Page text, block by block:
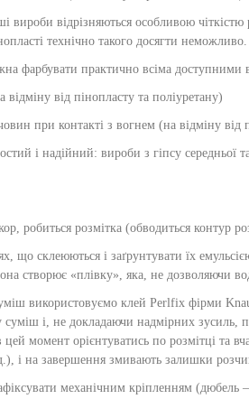
вироби відрізняються особливою
технічно такого досягти неможливо.
фарбувати практично всіма доступними
від пінопласту та поліуретану)
при контакті з вогнем (на відміну від
і надійний: вироби з гіпсу середньої
робиться розмітка (обводиться контур
що склеюються і заґрунтувати їх
створює «плівку», яка, не дозволяючи
використовуємо клей Perlfix фірми
суміш і, не докладаючи надмірних
момент орієнтуватись по розмітці та
і на завершення змивають залишки
механічним кріпленням